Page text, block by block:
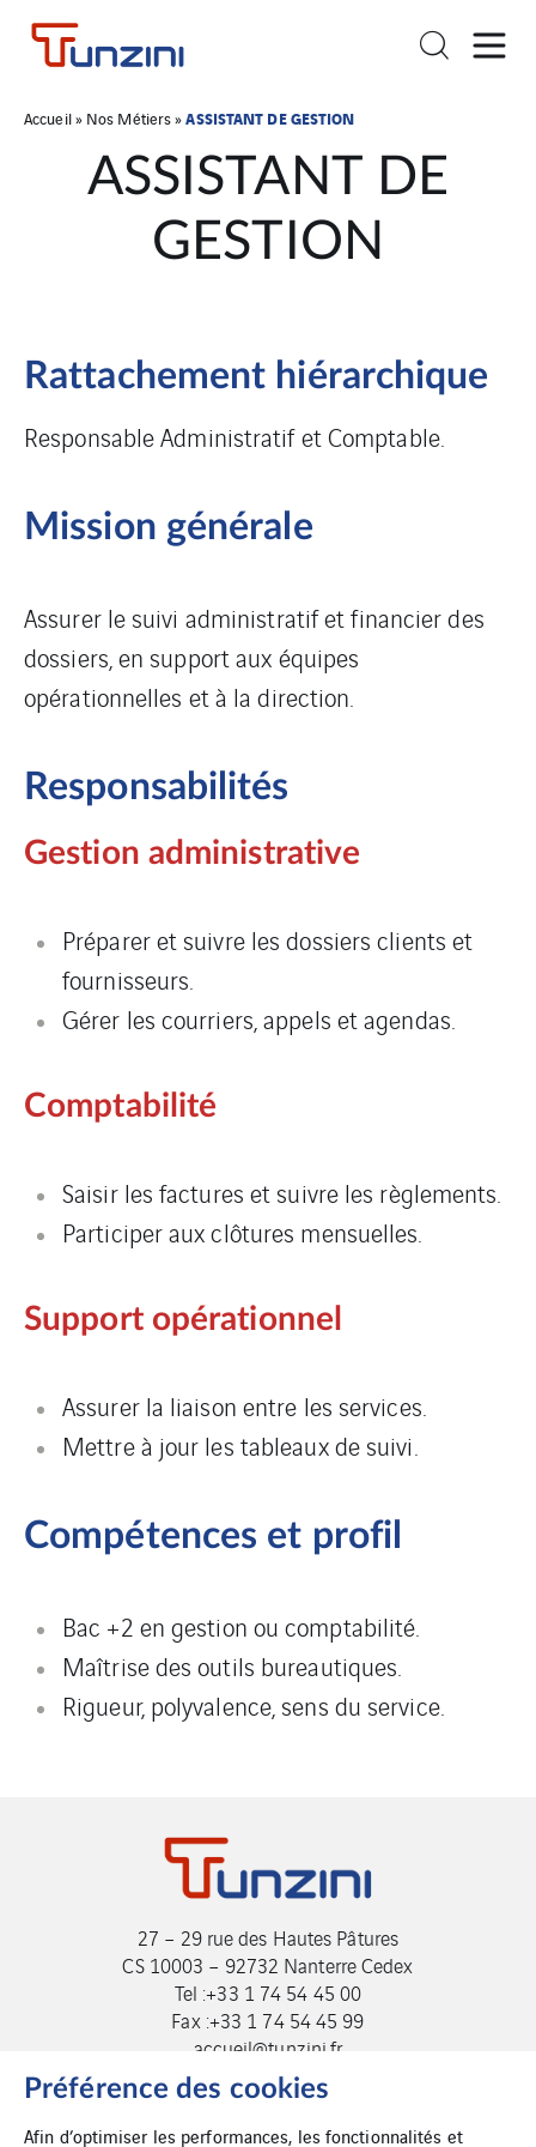
Accueil» Nos Métiers»ASSISTANT DE GESTION
ASSISTANT DE
GESTION
Rattachement hiérarchique
Responsable Administratif et Comptable.
Mission générale
Assurer le suivi administratif et financier des
dossiers, en support aux équipes
opérationnelles et à la direction.
Responsabilités
Gestion administrative
Préparer et suivre les dossiers clients et
fournisseurs.
Gérer les courriers, appels et agendas.
Comptabilité
Saisir les factures et suivre les règlements.
Participer aux clôtures mensuelles.
Support opérationnel
Assurer la liaison entre les services.
Mettre à jour les tableaux de suivi.
Compétences et profil
Bac +2 en gestion ou comptabilité.
Maîtrise des outils bureautiques.
Rigueur, polyvalence, sens du service.
27 – 29 rue des Hautes Pâtures
CS 10003 – 92732 Nanterre Cedex
Tel :+33 1 74 54 45 00
Fax :+33 1 74 54 45 99
accueil@tunzini.fr
Préférence des cookies
Afin d’optimiser les performances, les fonctionnalités et